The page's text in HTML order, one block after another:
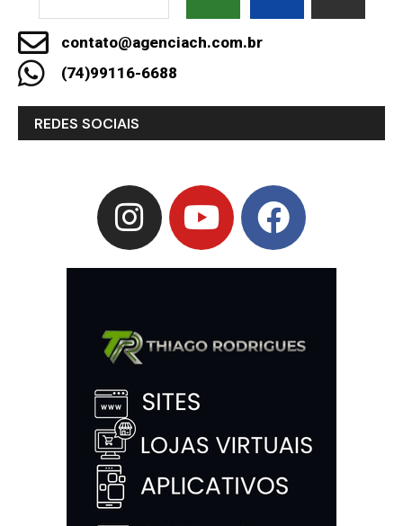
contato@agenciach.com.br
(74)99116-6688
REDES SOCIAIS